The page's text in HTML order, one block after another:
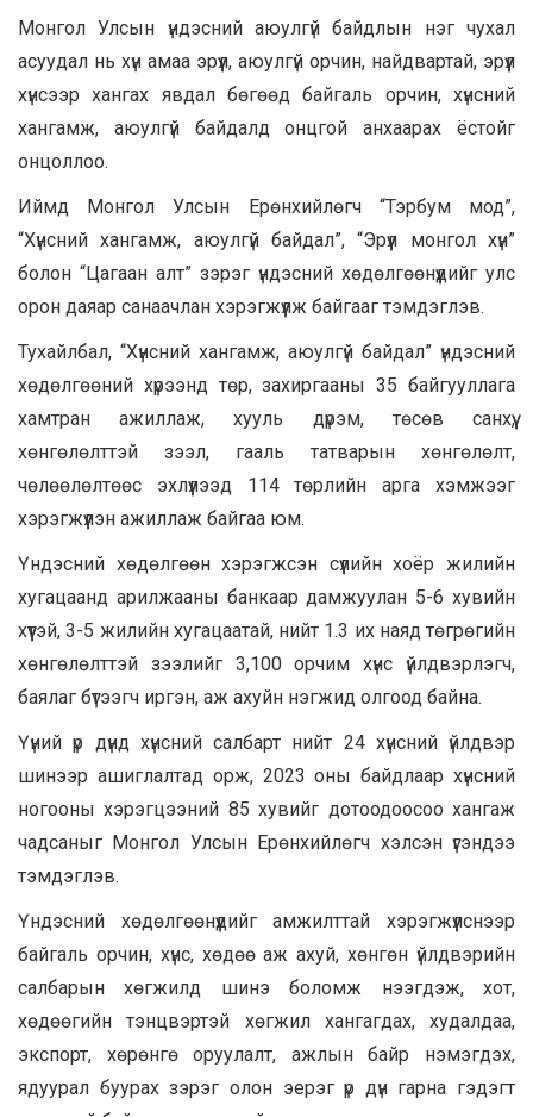
Монгол Улсын үндэсний аюулгүй байдлын нэг чухал
асуудал нь хүн амаа эрүүл, аюулгүй орчин, найдвартай, эрүүл
хүнсээр хангах явдал бөгөөд байгаль орчин, хүнсний
хангамж, аюулгүй байдалд онцгой анхаарах ёстойг
онцоллоо.
Иймд Монгол Улсын Ерөнхийлөгч “Тэрбум мод”,
“Хүнсний хангамж, аюулгүй байдал”, “Эрүүл монгол хүн”
болон “Цагаан алт” зэрэг үндэсний хөдөлгөөнүүдийг улс
орон даяар санаачлан хэрэгжүүлж байгааг тэмдэглэв.
Тухайлбал, “Хүнсний хангамж, аюулгүй байдал” үндэсний
хөдөлгөөний хүрээнд төр, захиргааны 35 байгууллага
хамтран ажиллаж, хууль дүрэм, төсөв санхүү,
хөнгөлөлттэй зээл, гааль татварын хөнгөлөлт,
чөлөөлөлтөөс эхлүүлээд 114 төрлийн арга хэмжээг
хэрэгжүүлэн ажиллаж байгаа юм.
Үндэсний хөдөлгөөн хэрэгжсэн сүүлийн хоёр жилийн
хугацаанд арилжааны банкаар дамжуулан 5-6 хувийн
хүүтэй, 3-5 жилийн хугацаатай, нийт 1.3 их наяд төгрөгийн
хөнгөлөлттэй зээлийг 3,100 орчим хүнс үйлдвэрлэгч,
баялаг бүтээгч иргэн, аж ахуйн нэгжид олгоод байна.
Үүний үр дүнд хүнсний салбарт нийт 24 хүнсний үйлдвэр
шинээр ашиглалтад орж, 2023 оны байдлаар хүнсний
ногооны хэрэгцээний 85 хувийг дотоодоосоо хангаж
чадсаныг Монгол Улсын Ерөнхийлөгч хэлсэн үгэндээ
тэмдэглэв.
Үндэсний хөдөлгөөнүүдийг амжилттай хэрэгжүүлснээр
байгаль орчин, хүнс, хөдөө аж ахуй, хөнгөн үйлдвэрийн
салбарын хөгжилд шинэ боломж нээгдэж, хот,
хөдөөгийн тэнцвэртэй хөгжил хангагдах, худалдаа,
экспорт, хөрөнгө оруулалт, ажлын байр нэмэгдэх,
ядуурал буурах зэрэг олон эерэг үр дүн гарна гэдэгт